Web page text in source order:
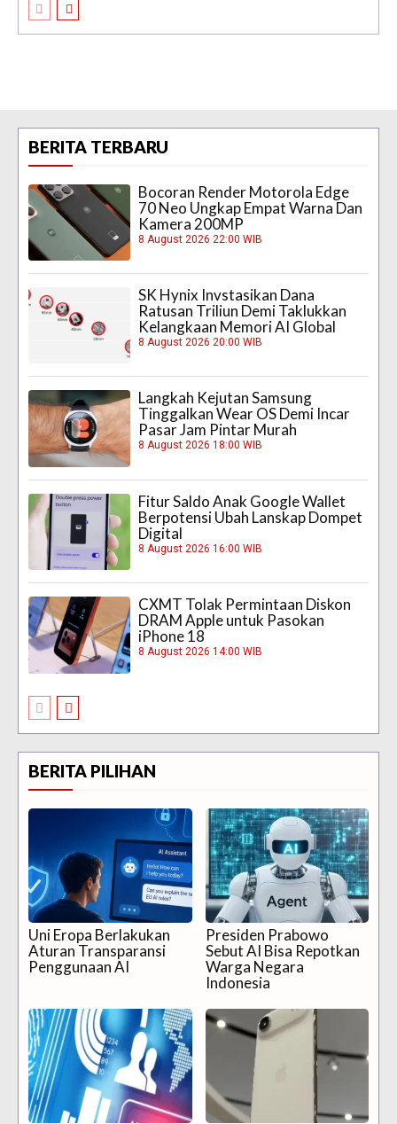
BERITA TERBARU
Bocoran Render Motorola Edge
70 Neo Ungkap Empat Warna Dan
Kamera 200MP
8 August 2026 22:00 WIB
SK Hynix Invstasikan Dana
Ratusan Triliun Demi Taklukkan
Kelangkaan Memori AI Global
8 August 2026 20:00 WIB
Langkah Kejutan Samsung
Tinggalkan Wear OS Demi Incar
Pasar Jam Pintar Murah
8 August 2026 18:00 WIB
Fitur Saldo Anak Google Wallet
Berpotensi Ubah Lanskap Dompet
Digital
8 August 2026 16:00 WIB
CXMT Tolak Permintaan Diskon
DRAM Apple untuk Pasokan
iPhone 18
8 August 2026 14:00 WIB
BERITA PILIHAN
Uni Eropa Berlakukan
Aturan Transparansi
Penggunaan AI
Presiden Prabowo
Sebut AI Bisa Repotkan
Warga Negara
Indonesia